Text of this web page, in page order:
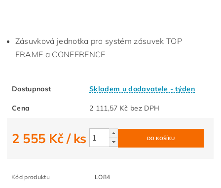
Zásuvková jednotka pro systém zásuvek TOP
FRAME a CONFERENCE
Dostupnost Skladem u dodavatele - týden
Cena 2 111,57 Kč bez DPH
2 555 Kč/ ks
Kód produktu LO84